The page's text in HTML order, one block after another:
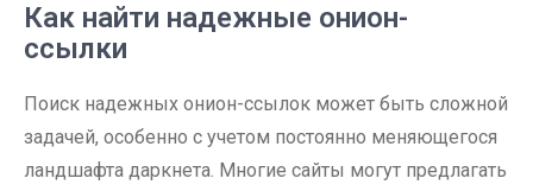
Как найти надежные онион-
ссылки
Поиск надежных онион-ссылок может быть сложной
задачей, особенно с учетом постоянно меняющегося
ландшафта даркнета. Многие сайты могут предлагать